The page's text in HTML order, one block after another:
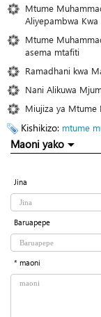
Mtume
Aliyepambwa Kwa
Mtume
asema mtafiti
Ramadhani kwa
Nani Alikuwa
Miujiza ya Mtume
Kishikizo: mtume
Maoni yako
Jina
Baruapepe
* maoni